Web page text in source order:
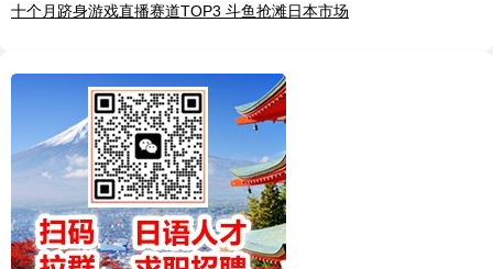
十个月跻身游戏直播赛道TOP3 斗鱼抢滩日本市场